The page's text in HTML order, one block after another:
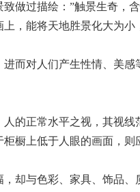
致做过描绘：”触景生奇
，能将天地胜景化大为
而对人们产生性情、美
的正常水平之视，其视
橱上低于人眼的画面，
却与色彩、家具、饰品